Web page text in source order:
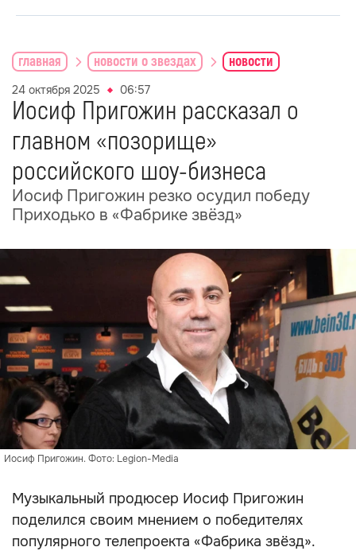
главная новости о звездах новости
24 октября 2025 06:57
Иосиф Пригожин рассказал о
главном «позорище»
российского шоу-бизнеса
Иосиф Пригожин резко осудил победу
Приходько в «Фабрике звёзд»
Иосиф Пригожин. Фото: Legion-Media
Музыкальный продюсер Иосиф Пригожин
поделился своим мнением о победителях
популярного телепроекта «Фабрика звёзд».